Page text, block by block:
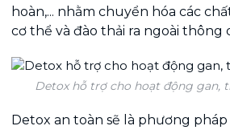
hoàn,... nhằm chuyển hóa các
cơ thể và đào thải ra ngoài
Detox hỗ trợ cho hoạt động gan,
Detox an toàn sẽ là phương